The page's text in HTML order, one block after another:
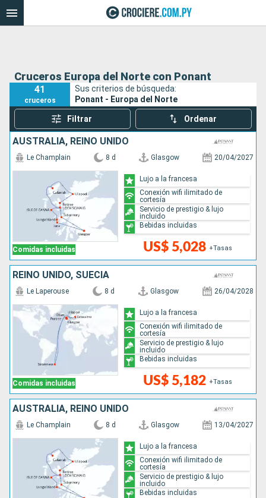
Cruceros Europa del Norte con Ponant
41
cruceros
Sus criterios de búsqueda:
Ponant - Europa del Norte
Filtrar Ordenar
AUSTRALIA, REINO UNIDO
Comidas incluidas
Le Champlain 8 d Glasgow 20/04/2027
US$ 5,028 +Tasas
Lujo a la francesa
Conexión wifi ilimitado de
cortesía
Servicio de prestigio & lujo
incluido
Bebidas incluidas
REINO UNIDO, SUECIA
Comidas incluidas
Le Laperouse 8 d Glasgow 26/04/2028
US$ 5,182 +Tasas
Lujo a la francesa
Conexión wifi ilimitado de
cortesía
Servicio de prestigio & lujo
incluido
Bebidas incluidas
AUSTRALIA, REINO UNIDO
Le Champlain 8 d Glasgow 13/04/2027
Lujo a la francesa
Conexión wifi ilimitado de
cortesía
Servicio de prestigio & lujo
incluido
Bebidas incluidas